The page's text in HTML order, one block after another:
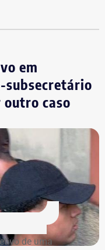
em
subsecretário
caso
de uma